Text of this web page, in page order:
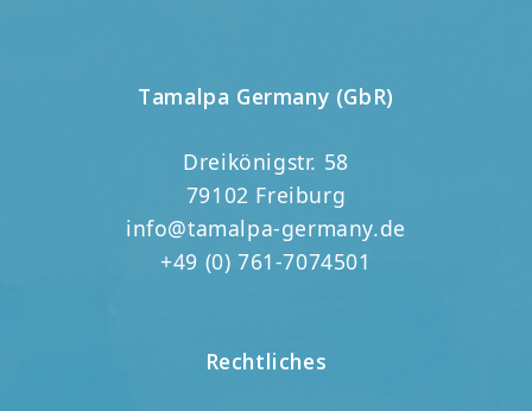
Tamalpa Germany (GbR)
Dreikönigstr. 58
79102 Freiburg
info@tamalpa-germany.de
+49 (0) 761-7074501
Rechtliches